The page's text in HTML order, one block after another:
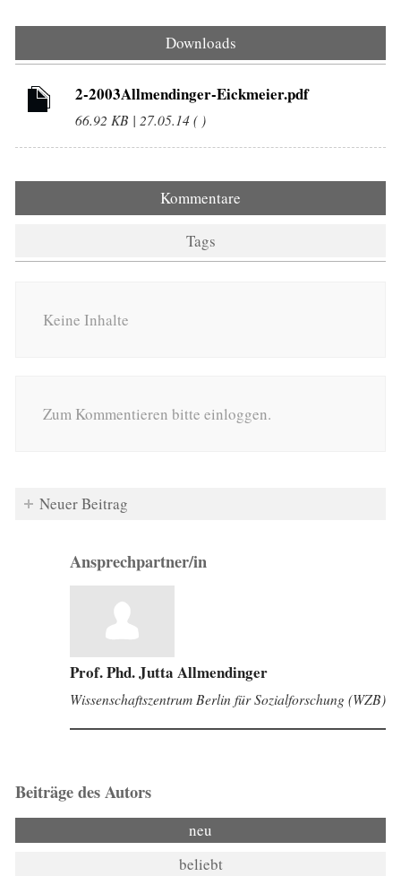
Downloads
2-2003Allmendinger-Eickmeier.pdf
66.92 KB | 27.05.14 ( )
Kommentare
Tags
Keine Inhalte
Zum Kommentieren bitte einloggen.
Neuer Beitrag
Ansprechpartner/in
Prof. Phd. Jutta Allmendinger
Wissenschaftszentrum Berlin für Sozialforschung (WZB)
Beiträge des Autors
neu
beliebt